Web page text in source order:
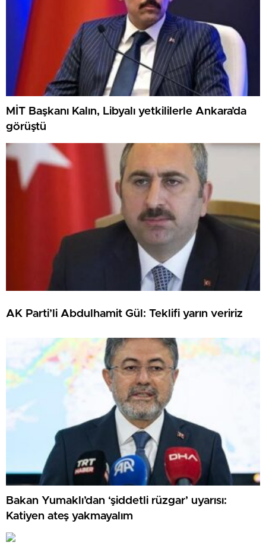
MİT Başkanı Kalın, Libyalı yetkililerle Ankara’da
görüştü
AK Parti’li Abdulhamit Gül: Teklifi yarın veririz
Bakan Yumaklı’dan ‘şiddetli rüzgar’ uyarısı:
Katiyen ateş yakmayalım